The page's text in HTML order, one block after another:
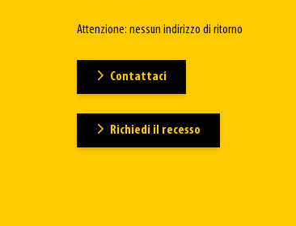
Attenzione: nessun indirizzo di ritorno
Contattaci
Richiedi il recesso